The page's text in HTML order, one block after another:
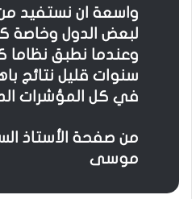
واسعة ان نستفيد
لبعض الدول وخاصة
وعندما نطبق
سنوات قليل نتائج
في كل المؤشرات
من صفحة الأستاذ
موسى